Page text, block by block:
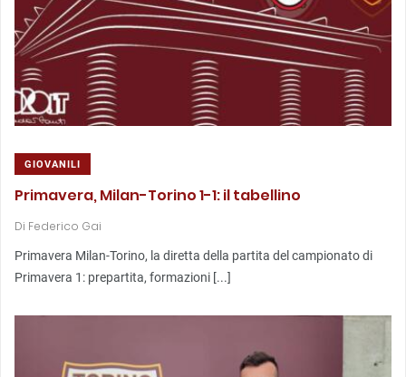
GIOVANILI
Primavera, Milan-Torino 1-1: il tabellino
Di Federico Gai
Primavera Milan-Torino, la diretta della partita del campionato di
Primavera 1: prepartita, formazioni [...]